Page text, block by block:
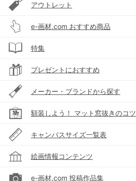
アウトレット
e-画材.com おすすめ商品
特集
プレゼントにおすすめ
メーカー・ブランドから探す
額装しよう！ マット窓抜きのコツ
キャンバスサイズ一覧表
絵画情報コンテンツ
e-画材.com 投稿作品集